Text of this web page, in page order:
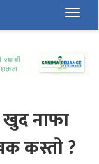
खुद नाफा
कस्तो ?